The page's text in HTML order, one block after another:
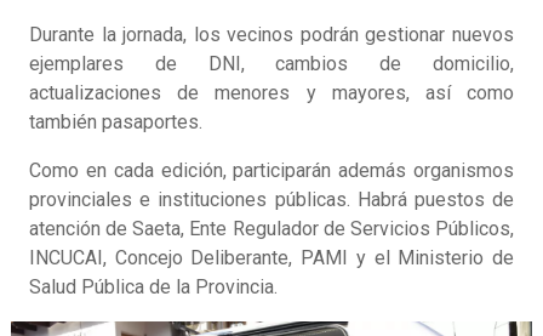
Durante la jornada, los vecinos podrán gestionar nuevos
ejemplares de DNI, cambios de domicilio,
actualizaciones de menores y mayores, así como
también pasaportes.
Como en cada edición, participarán además organismos
provinciales e instituciones públicas. Habrá puestos de
atención de Saeta, Ente Regulador de Servicios Públicos,
INCUCAI, Concejo Deliberante, PAMI y el Ministerio de
Salud Pública de la Provincia.